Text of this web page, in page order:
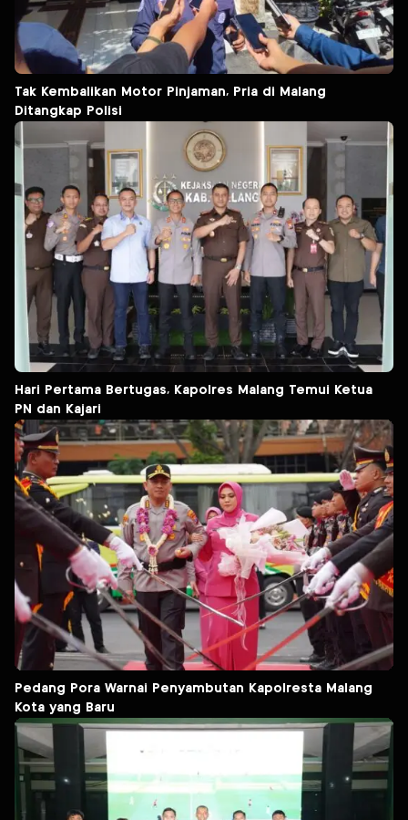
Tak Kembalikan Motor Pinjaman, Pria di Malang
Ditangkap Polisi
Hari Pertama Bertugas, Kapolres Malang Temui Ketua
PN dan Kajari
Pedang Pora Warnai Penyambutan Kapolresta Malang
Kota yang Baru